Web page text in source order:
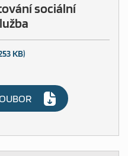
sociální
KB)